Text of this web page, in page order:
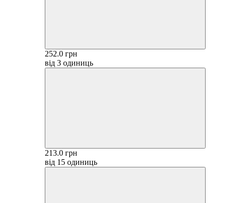
252.0 грн
від 3 одиниць
213.0 грн
від 15 одиниць